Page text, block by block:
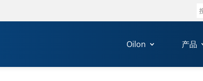
搜
Oilon 产品